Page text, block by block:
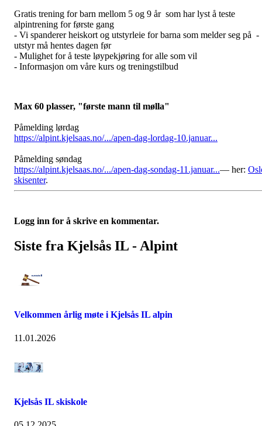
Gratis trening for barn mellom 5 og 9 år som har lyst å teste
alpintrening for første gang
- Vi spanderer heiskort og utstyrleie for barna som melder seg på -
utstyr må hentes dagen før
- Mulighet for å teste løypekjøring for alle som vil
- Informasjon om våre kurs og treningstilbud
Max 60 plasser, "første mann til mølla"
Påmelding lørdag
https://alpint.kjelsaas.no/.../apen-dag-lordag-10.januar...
Påmelding søndag
https://alpint.kjelsaas.no/.../apen-dag-sondag-11.januar...— her:
skisenter.
Logg inn for å skrive en kommentar.
Siste fra Kjelsås IL - Alpint
Velkommen årlig møte i Kjelsås IL alpin
11.01.2026
Kjelsås IL skiskole